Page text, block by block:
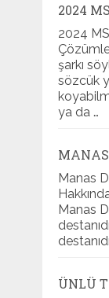
2024
2024
şarkı
sözcük
ya da …
Manas
Manas
ÜNLÜ